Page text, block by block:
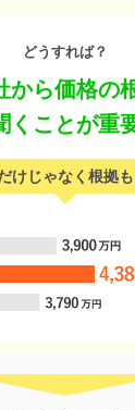
どうすれば？
から価格の
くことが重
けじゃなく根拠